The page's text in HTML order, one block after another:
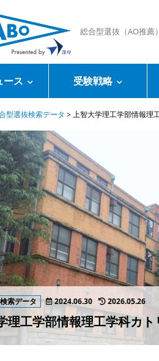
総合型選抜（AO推薦
ース 受験戦略
型選抜検索データ >上智大学理工学部情報理
索データ 2024.06.30 2026.05.26
理工学部情報理工学科カ